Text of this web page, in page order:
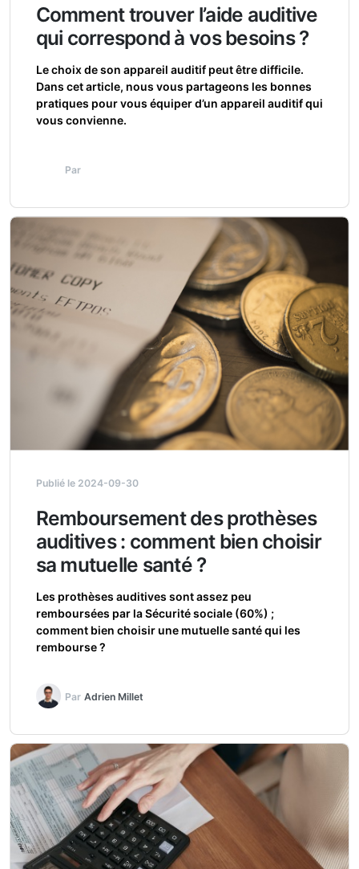
Comment trouver l’aide auditive
qui correspond à vos besoins ?
Le choix de son appareil auditif peut être difficile.
Dans cet article, nous vous partageons les bonnes
pratiques pour vous équiper d’un appareil auditif qui
vous convienne.
Par
Publié le 2024-09-30
Remboursement des prothèses
auditives : comment bien choisir
sa mutuelle santé ?
Les prothèses auditives sont assez peu
remboursées par la Sécurité sociale (60%) ;
comment bien choisir une mutuelle santé qui les
rembourse ?
Par Adrien Millet